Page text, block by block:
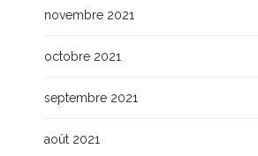
novembre 2021
octobre 2021
septembre 2021
août 2021